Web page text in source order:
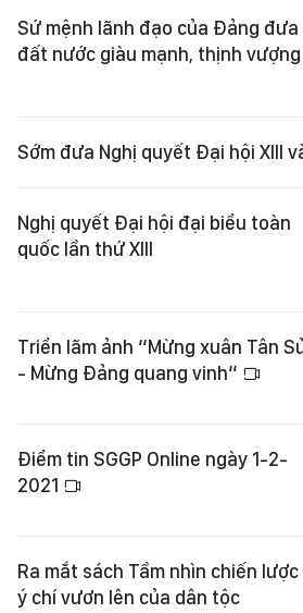
Sứ mệnh lãnh đạo của Đảng đưa
đất nước giàu mạnh, thịnh vượng
Sớm đưa Nghị quyết Đại hội XIII
Nghị quyết Đại hội đại biểu toàn
quốc lần thứ XIII
Triển lãm ảnh “Mừng xuân Tân
- Mừng Đảng quang vinh“
Điểm tin SGGP Online ngày 1-2-
2021
Ra mắt sách Tầm nhìn chiến lược
ý chí vươn lên của dân tộc